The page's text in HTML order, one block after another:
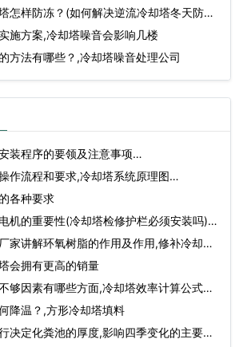
怎样防冻？(如何解决逆流冷却塔冬天防冻
施方案,冷却塔噪音会影响几楼
方法有哪些？,冷却塔噪音处理公司
装程序的要领及注意事项…
作流程和要求,冷却塔系统原理图…
各种要求
机的重要性(冷却塔检修护栏必须安装吗)…
家讲解环氧树脂的作用及作用,修补冷却塔
会拥有更高的销量
够因素有哪些方面,冷却塔效率计算公式…
降温？,方形冷却塔填料
决定化粪池的厚度,影响四季变化的主要因